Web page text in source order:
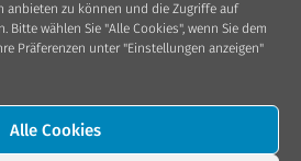
anbieten zu können und die Zugriffe auf
Bitte wählen Sie "Alle Cookies", wenn Sie dem
Präferenzen unter "Einstellungen anzeigen"
Alle Cookies